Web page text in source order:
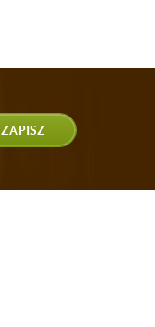
ZAPISZ